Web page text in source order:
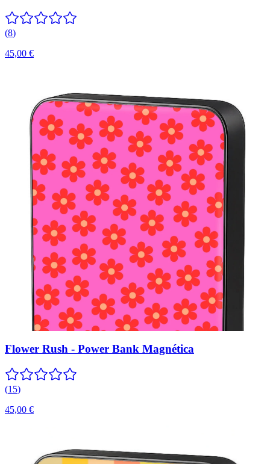
(8)
45,00 €
Flower Rush - Power Bank Magnética
(15)
45,00 €